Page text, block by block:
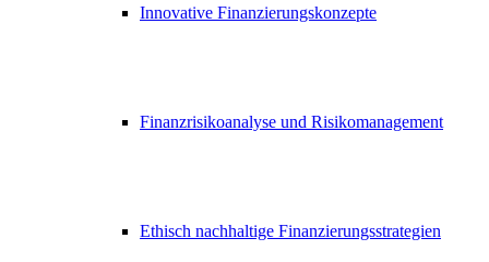
Innovative Finanzierungskonzepte
Finanzrisikoanalyse und Risikomanagement
Ethisch nachhaltige Finanzierungsstrategien